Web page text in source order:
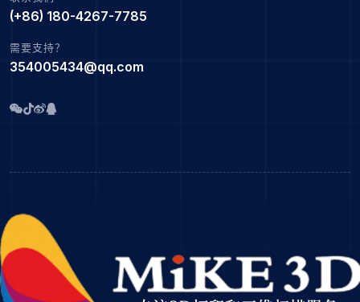
(+86) 180-4267-7785
需要支持？
354005434@qq.com